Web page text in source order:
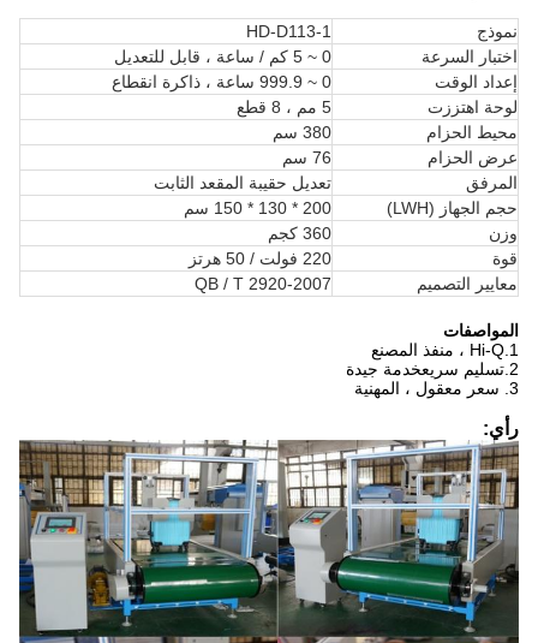
نموذج
HD-D113-1
اختبار السرعة
0 ~ 5 كم / ساعة ، قابل للتعديل
إعداد الوقت
0 ~ 999.9 ساعة ، ذاكرة انقطاع
لوحة اهتززت
5 مم ، 8 قطع
محيط الحزام
380 سم
عرض الحزام
76 سم
المرفق
تعديل حقيبة المقعد الثابت
حجم الجهاز (LWH)
200 * 130 * 150 سم
وزن
360 كجم
قوة
220 فولت / 50 هرتز
معايير التصميم
QB / T 2920-2007
المواصفات
1.Hi-Q ، منفذ المصنع
2.تسليم سريعخدمة جيدة
3. سعر معقول ، المهنية
رأي: